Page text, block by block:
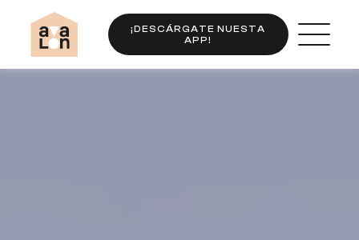
¡DESCÁRGATE NUESTA
APP!